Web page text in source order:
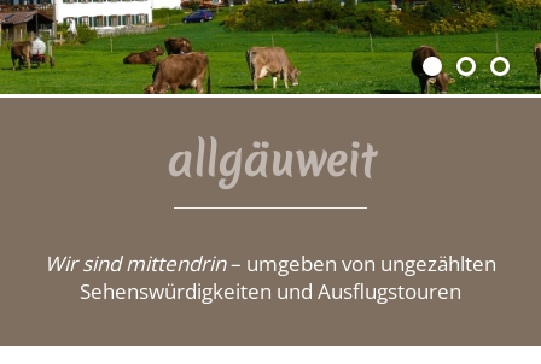
Landhaus
allgäuweit
Impressionen
allgäuweit
Wir sind mittendrin– umgeben von ungezählten
Sehenswürdigkeiten und Ausflugstouren